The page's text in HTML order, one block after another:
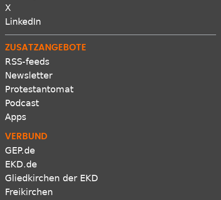
X
LinkedIn
ZUSATZANGEBOTE
RSS-feeds
Newsletter
Protestantomat
Podcast
Apps
VERBUND
GEP.de
EKD.de
Gliedkirchen der EKD
Freikirchen